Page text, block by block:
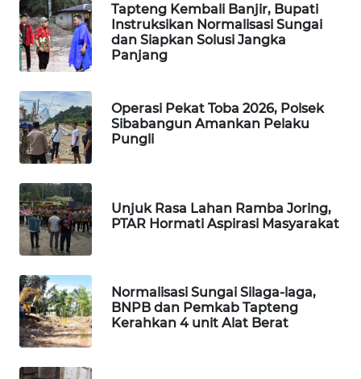
Tapteng Kembali Banjir, Bupati
Instruksikan Normalisasi Sungai
dan Siapkan Solusi Jangka
Panjang
Operasi Pekat Toba 2026, Polsek
Sibabangun Amankan Pelaku
Pungli
Unjuk Rasa Lahan Ramba Joring,
PTAR Hormati Aspirasi Masyarakat
Normalisasi Sungai Silaga-laga,
BNPB dan Pemkab Tapteng
Kerahkan 4 unit Alat Berat
FORWAMKI
FORJASIDA
TAMBANG
NEWS
SITUNGIR
NEWS
SIDIKALANG
NEWS
SIBARAGAS